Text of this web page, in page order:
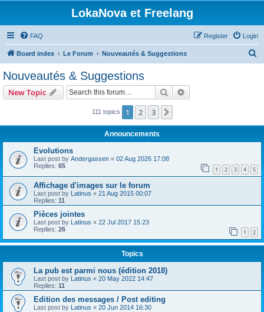
LokaNova et Freelang
FAQ Login
Register
Board index Le Forum Nouveautés & Suggestions
Nouveautés & Suggestions
New Topic Search
111 topics 1 2 3
Announcements
Evolutions
Last post by Andergassen « 02 Aug 2026 17:08
Replies: 65 1 2 3 4 5
Affichage d'images sur le forum
Last post by Latinus « 21 Aug 2015 00:07
Replies: 11
Pièces jointes
Last post by Latinus « 22 Jul 2017 15:23
Replies: 26 1 2
Topics
La pub est parmi nous (édition 2018)
Last post by Latinus « 20 May 2022 14:47
Replies: 11
Edition des messages / Post editing
Last post by Latinus « 20 Jun 2014 16:30